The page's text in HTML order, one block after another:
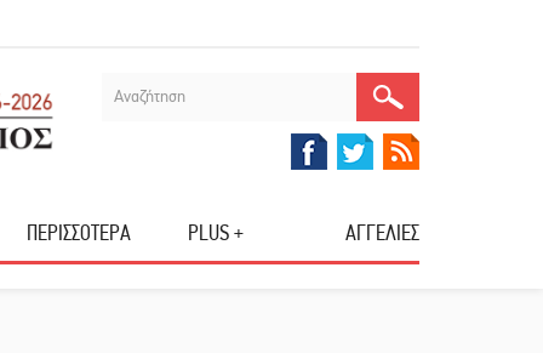
ΠΕΡΙΣΣΟΤΕΡΑ PLUS + ΑΓΓΕΛΙΕΣ